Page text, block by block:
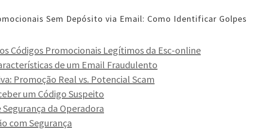
Sem Depósito via Email: Como Identificar Golpes
Códi­gos Pro­mo­cio­nais Legí­ti­mos da Esc-online
de um Email Fraudulento
Pro­mo­ção Real vs. Poten­cial Scam
um Códi­go Suspeito
da Operadora
com Segurança